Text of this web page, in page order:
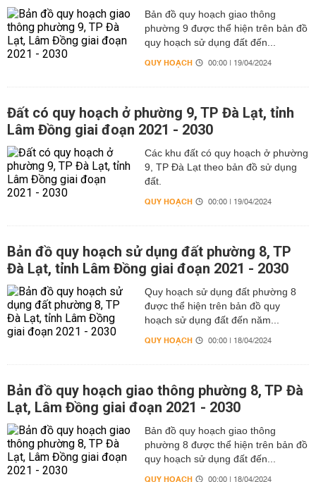
Bản đồ quy hoạch giao thông
phường 9 được thể hiện trên bản đồ
quy hoạch sử dụng đất đến...
QUY HOẠCH 00:00 | 19/04/2024
Đất có quy hoạch ở phường 9, TP Đà Lạt, tỉnh
Lâm Đồng giai đoạn 2021 - 2030
Các khu đất có quy hoạch ở phường
9, TP Đà Lạt theo bản đồ sử dụng
đất.
QUY HOẠCH 00:00 | 19/04/2024
Bản đồ quy hoạch sử dụng đất phường 8, TP
Đà Lạt, tỉnh Lâm Đồng giai đoạn 2021 - 2030
Quy hoạch sử dụng đất phường 8
được thể hiện trên bản đồ quy
hoạch sử dụng đất đến năm...
QUY HOẠCH 00:00 | 18/04/2024
Bản đồ quy hoạch giao thông phường 8, TP Đà
Lạt, Lâm Đồng giai đoạn 2021 - 2030
Bản đồ quy hoạch giao thông
phường 8 được thể hiện trên bản đồ
quy hoạch sử dụng đất đến...